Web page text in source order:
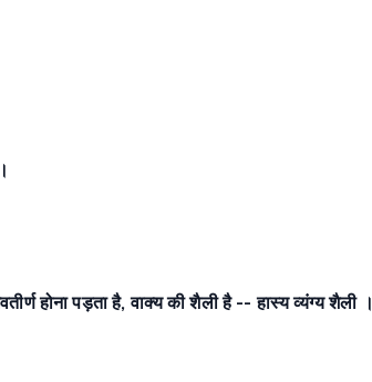
होना पड़ता है, वाक्य की शैली है -- हास्य व्यंग्य शैली ।